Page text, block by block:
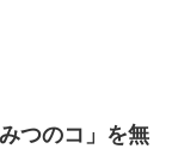
つのコ」を無